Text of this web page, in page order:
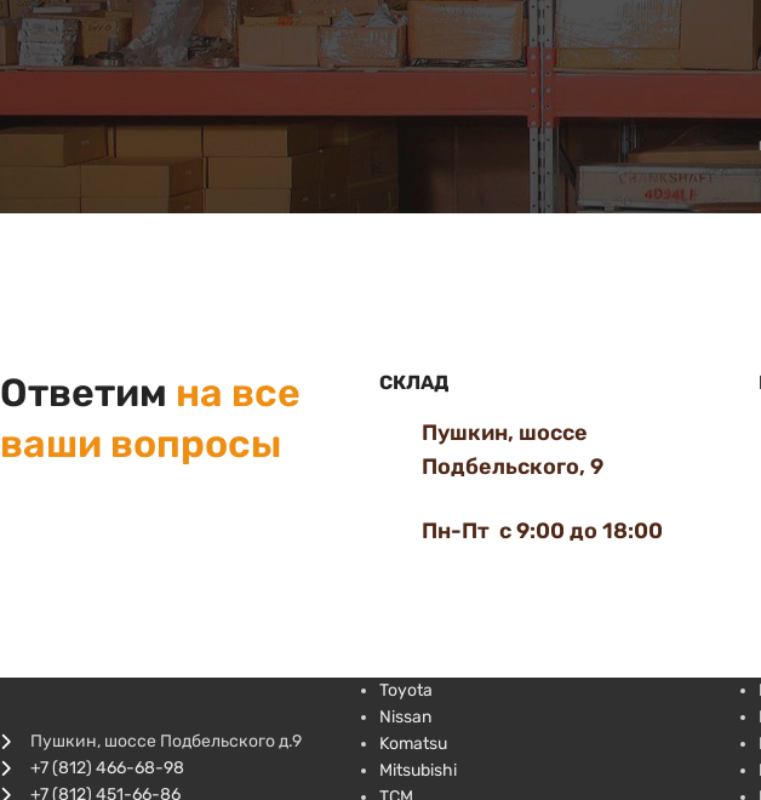
Ответим на все
ваши вопросы
СКЛАД
Пушкин, шоссе
Подбельского, 9
Пн-Пт с 9:00 до 18:00
Пушкин, шоссе Подбельского д.9
+7 (812) 466-68-98
+7 (812) 451-66-86
Toyota
Nissan
Komatsu
Mitsubishi